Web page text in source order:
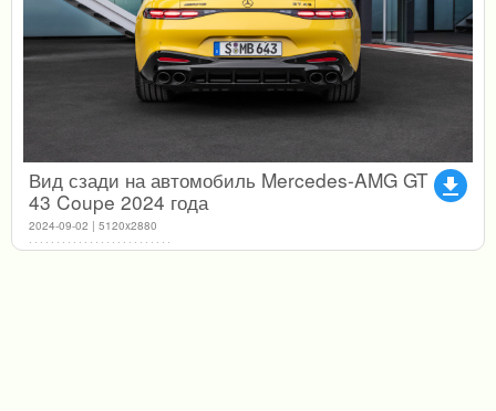
file_download
Вид сзади на автомобиль Mercedes-AMG GT
43 Coupe 2024 года
2024-09-02 | 5120x2880